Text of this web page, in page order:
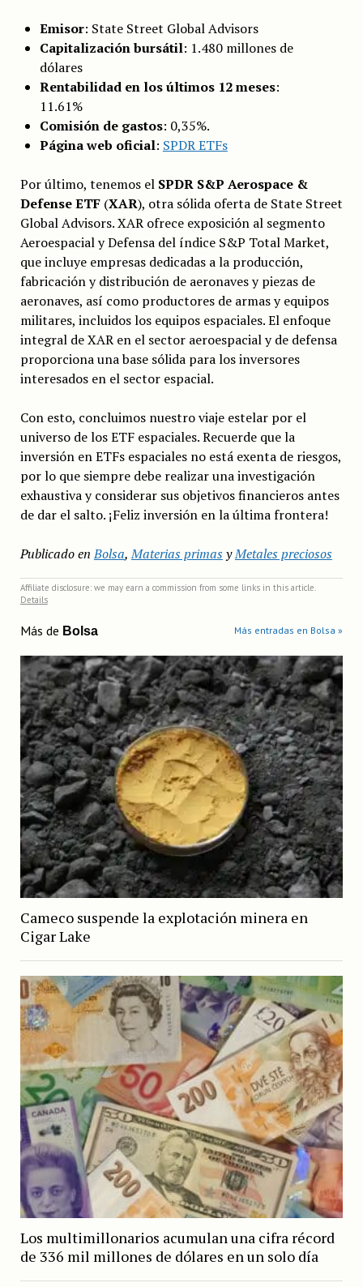
Emisor: State Street Global Advisors
Capitalización bursátil: 1.480 millones de
dólares
Rentabilidad en los últimos 12 meses:
11.61%
Comisión de gastos: 0,35%.
Página web oficial: SPDR ETFs
Por último, tenemos el SPDR S&P Aerospace &
Defense ETF(XAR), otra sólida oferta de State Street
Global Advisors. XAR ofrece exposición al segmento
Aeroespacial y Defensa del índice S&P Total Market,
que incluye empresas dedicadas a la producción,
fabricación y distribución de aeronaves y piezas de
aeronaves, así como productores de armas y equipos
militares, incluidos los equipos espaciales. El enfoque
integral de XAR en el sector aeroespacial y de defensa
proporciona una base sólida para los inversores
interesados en el sector espacial.
Con esto, concluimos nuestro viaje estelar por el
universo de los ETF espaciales. Recuerde que la
inversión en ETFs espaciales no está exenta de riesgos,
por lo que siempre debe realizar una investigación
exhaustiva y considerar sus objetivos financieros antes
de dar el salto. ¡Feliz inversión en la última frontera!
Publicado en Bolsa,Materias primasyMetales preciosos
Affiliate disclosure: we may earn a commission from some links in this article.
Details
Más de Bolsa Más entradas en Bolsa »
Cameco suspende la explotación minera en
Cigar Lake
Los multimillonarios acumulan una cifra récord
de 336 mil millones de dólares en un solo día